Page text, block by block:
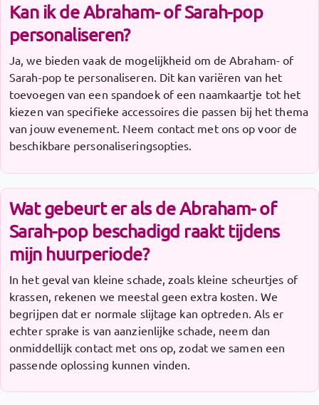
Kan ik de Abraham- of Sarah-pop
personaliseren?
Ja, we bieden vaak de mogelijkheid om de Abraham- of
Sarah-pop te personaliseren. Dit kan variëren van het
toevoegen van een spandoek of een naamkaartje tot het
kiezen van specifieke accessoires die passen bij het thema
van jouw evenement. Neem contact met ons op voor de
beschikbare personaliseringsopties.
Wat gebeurt er als de Abraham- of
Sarah-pop beschadigd raakt tijdens
mijn huurperiode?
In het geval van kleine schade, zoals kleine scheurtjes of
krassen, rekenen we meestal geen extra kosten. We
begrijpen dat er normale slijtage kan optreden. Als er
echter sprake is van aanzienlijke schade, neem dan
onmiddellijk contact met ons op, zodat we samen een
passende oplossing kunnen vinden.